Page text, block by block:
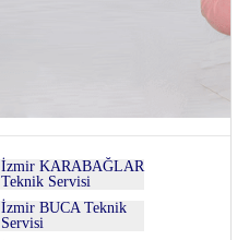
İzmir KARABAĞLAR
Teknik Servisi
İzmir BUCA Teknik
Servisi